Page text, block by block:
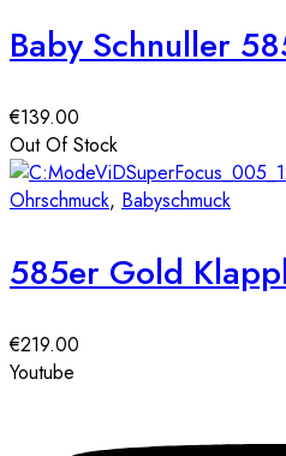
€139.00
Out Of Stock
Ohrschmuck, Babyschmuck
€219.00
Youtube